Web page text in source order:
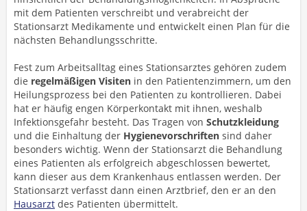
mit dem Patienten verschreibt und verabreicht der
Stationsarzt Medikamente und entwickelt einen Plan für die
nächsten Behandlungsschritte.
Fest zum Arbeitsalltag eines Stationsarztes gehören zudem
die regelmäßigen Visiten in den Patientenzimmern, um den
Heilungsprozess bei den Patienten zu kontrollieren. Dabei
hat er häufig engen Körperkontakt mit ihnen, weshalb
Infektionsgefahr besteht. Das Tragen von Schutzkleidung
und die Einhaltung der Hygienevorschriften sind daher
besonders wichtig. Wenn der Stationsarzt die Behandlung
eines Patienten als erfolgreich abgeschlossen bewertet,
kann dieser aus dem Krankenhaus entlassen werden. Der
Stationsarzt verfasst dann einen Arztbrief, den er an den
Hausarzt des Patienten übermittelt.